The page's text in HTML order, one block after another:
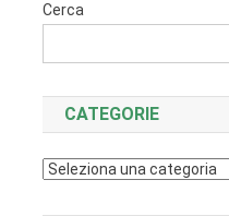
Cerca
CATEGORIE
Categorie